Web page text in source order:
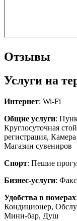
Отзывы
Услуги на
Интернет: Wi-Fi
Общие услуги:
Круглосуточная
регистрация,
Магазин сувениров
Спорт: Пешие
Бизнес-услуги:
Удобства в номерах
Кондиционер,
Мини-бар, Душ